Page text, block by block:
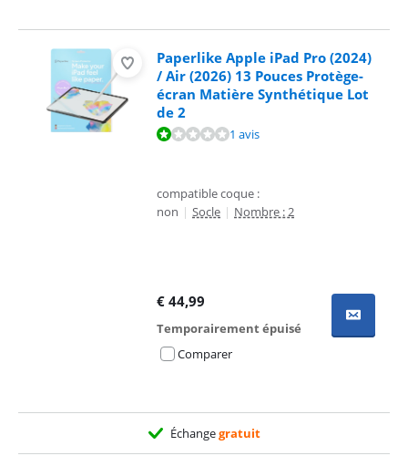
Paperlike Apple iPad Pro (2024)
/ Air (2026) 13 Pouces Protège-
écran Matière Synthétique Lot
de 2
La note est de 2,0 sur 10, basée sur 1 avis.1 avis
compatible coque :
non | Socle | Nombre : 2
€ 44,99
Temporairement épuisé
Comparer
Échangegratuit